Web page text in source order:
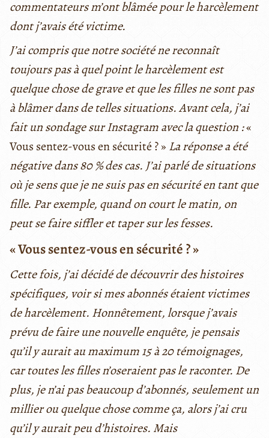
commentateurs m’ont blâmée pour le harcèlement
dont j’avais été victime.
J’ai compris que notre société ne reconnaît
toujours pas à quel point le harcèlement est
quelque chose de grave et que les filles ne sont pas
à blâmer dans de telles situations. Avant cela, j’ai
fait un sondage sur Instagram avec la question :«
Vous sentez-vous en sécurité ? » La réponse a été
négative dans 80 % des cas. J’ai parlé de situations
où je sens que je ne suis pas en sécurité en tant que
fille. Par exemple, quand on court le matin, on
peut se faire siffler et taper sur les fesses.
« Vous sentez-vous en sécurité ? »
Cette fois, j’ai décidé de découvrir des histoires
spécifiques, voir si mes abonnés étaient victimes
de harcèlement. Honnêtement, lorsque j’avais
prévu de faire une nouvelle enquête, je pensais
qu’il y aurait au maximum 15 à 20 témoignages,
car toutes les filles n’oseraient pas le raconter. De
plus, je n’ai pas beaucoup d’abonnés, seulement un
millier ou quelque chose comme ça, alors j’ai cru
qu’il y aurait peu d’histoires. Mais